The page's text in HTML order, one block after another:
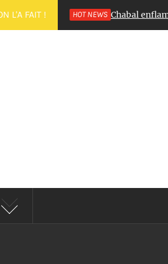
L'A FAIT ! HOT NEWS
: Déborah Adelin Chabal enflamme